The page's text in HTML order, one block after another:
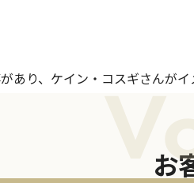
あり、ケイン・コスギさんが
お